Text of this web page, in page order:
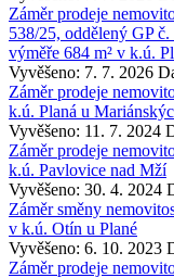
Záměr prodeje
538/25, oddělený GP
výměře 684 m² v k.ú.
Vyvěšeno: 7. 7. 2026
Záměr prodeje
k.ú. Planá u
Vyvěšeno: 11. 7. 2024
Záměr prodeje
k.ú. Pavlovice nad Mží
Vyvěšeno: 30. 4. 2024
Záměr směny
v k.ú. Otín u Plané
Vyvěšeno: 6. 10. 2023
Záměr prodeje